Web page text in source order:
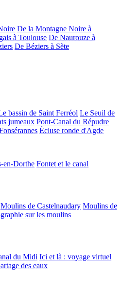
De la Montagne Noire à
à Toulouse De Naurouze à
De Béziers à Sète
bassin de Saint Ferréol Le Seuil de
jumeaux Pont-Canal du Répudre
Écluse ronde d'Agde
en-Dorthe Fontet et le canal
Moulins de Castelnaudary Moulins de
sur les moulins
du Midi Ici et là : voyage virtuel
des eaux